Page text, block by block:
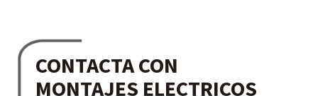
CONTACTA CON
MONTAJES ELECTRICOS